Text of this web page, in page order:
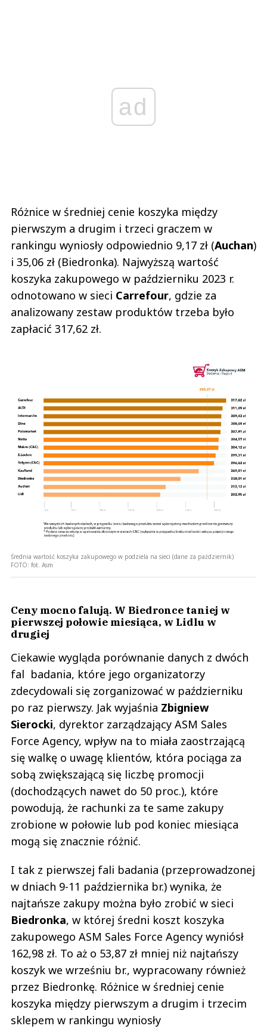
ad
Różnice w średniej cenie koszyka między
pierwszym a drugim i trzeci graczem w
rankingu wyniosły odpowiednio 9,17 zł (Auchan)
i 35,06 zł (Biedronka). Najwyższą wartość
koszyka zakupowego w październiku 2023 r.
odnotowano w sieci Carrefour, gdzie za
analizowany zestaw produktów trzeba było
zapłacić 317,62 zł.
Średnia wartość koszyka zakupowego w podziela na sieci (dane za październik)
FOTO: fot. Asm
Ceny mocno falują. W Biedronce taniej w
pierwszej połowie miesiąca, w Lidlu w
drugiej
Ciekawie wygląda porównanie danych z dwóch
fal badania, które jego organizatorzy
zdecydowali się zorganizować w październiku
po raz pierwszy. Jak wyjaśnia Zbigniew
Sierocki, dyrektor zarządzający ASM Sales
Force Agency, wpływ na to miała zaostrzającą
się walkę o uwagę klientów, która pociąga za
sobą zwiększającą się liczbę promocji
(dochodzących nawet do 50 proc.), które
powodują, że rachunki za te same zakupy
zrobione w połowie lub pod koniec miesiąca
mogą się znacznie różnić.
I tak z pierwszej fali badania (przeprowadzonej
w dniach 9-11 października br.) wynika, że
najtańsze zakupy można było zrobić w sieci
Biedronka, w której średni koszt koszyka
zakupowego ASM Sales Force Agency wyniósł
162,98 zł. To aż o 53,87 zł mniej niż najtańszy
koszyk we wrześniu br., wypracowany również
przez Biedronkę. Różnice w średniej cenie
koszyka między pierwszym a drugim i trzecim
sklepem w rankingu wyniosły